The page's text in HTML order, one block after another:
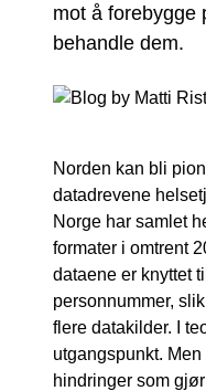
mot å forebygge
behandle dem.
Norden kan bli
datadrevene
Norge har samlet
formater i omtrent
dataene er knyttet
personnummer,
flere datakilder. I
utgangspunkt.
hindringer som